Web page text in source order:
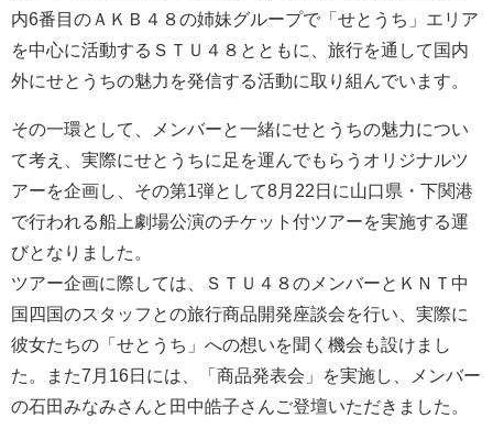
内6番目のＡＫＢ４８の姉妹グループで「せとうち」エリア
を中心に活動するＳＴＵ４８とともに、旅行を通して国内
外にせとうちの魅力を発信する活動に取り組んでいます。
その一環として、メンバーと一緒にせとうちの魅力につい
て考え、実際にせとうちに足を運んでもらうオリジナルツ
アーを企画し、その第1弾として8月22日に山口県・下関港
で行われる船上劇場公演のチケット付ツアーを実施する運
びとなりました。
ツアー企画に際しては、ＳＴＵ４８のメンバーとＫＮＴ中
国四国のスタッフとの旅行商品開発座談会を行い、実際に
彼女たちの「せとうち」への想いを聞く機会も設けまし
た。また7月16日には、「商品発表会」を実施し、メンバー
の石田みなみさんと田中皓子さんご登壇いただきました。